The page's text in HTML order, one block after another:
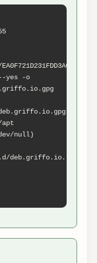
yes -o
null)
deb.griffo.io.list